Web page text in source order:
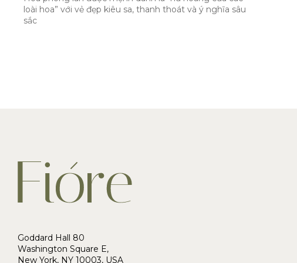
loài hoa” với vẻ đẹp kiêu sa, thanh thoát và ý nghĩa sâu
sắc
Goddard Hall 80
Washington Square E,
New York, NY 10003, USA